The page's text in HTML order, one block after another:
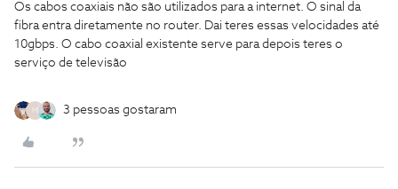
Os cabos coaxiais não são utilizados para a internet. O sinal da
fibra entra diretamente no router. Dai teres essas velocidades até
10gbps. O cabo coaxial existente serve para depois teres o
serviço de televisão
M 3 pessoas gostaram